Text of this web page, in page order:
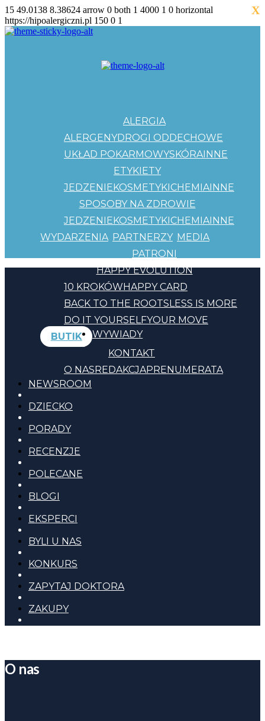
15 49.0138 8.38624 arrow 0 both 1 4000 1 0 horizontal
https://hipoalergiczni.pl 150 0 1
ALERGIA
ALERGENYDROGI ODDECHOWE
UKŁAD POKARMOWYSKÓRAINNE
ETYKIETY
JEDZENIEKOSMETYKICHEMIAINNE
SPOSOBY NA ZDROWIE
JEDZENIEKOSMETYKICHEMIAINNE
WYDARZENIA PARTNERZY
PATRONI
MEDIA
HAPPY EVOLUTION
10 KROKÓWHAPPY CARD
BACK TO THE ROOTSLESS IS MORE
DO IT YOURSELFYOUR MOVE
BUTIK
KONTAKT
O NASREDAKCJAPRENUMERATA
WYWIADY
NEWSROOM
DZIECKO
PORADY
RECENZJE
POLECANE
BLOGI
EKSPERCI
BYLI U NAS
KONKURS
ZAPYTAJ DOKTORA
ZAKUPY
O nas
X